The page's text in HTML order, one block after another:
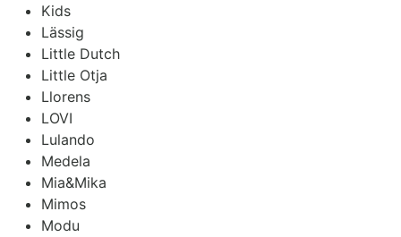
Kids
Lässig
Little Dutch
Little Otja
Llorens
LOVI
Lulando
Medela
Mia&Mika
Mimos
Modu